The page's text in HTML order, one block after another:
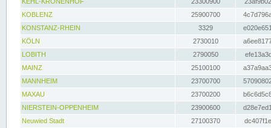
KOBLENZ
25900700
KONSTANZ-RHEIN
3329
KÖLN
2730010
LOBITH
2790050
MAINZ
25100100
MANNHEIM
23700700
MAXAU
23700200
NIERSTEIN-OPPENHEIM
23900600
Neuwied Stadt
27100370